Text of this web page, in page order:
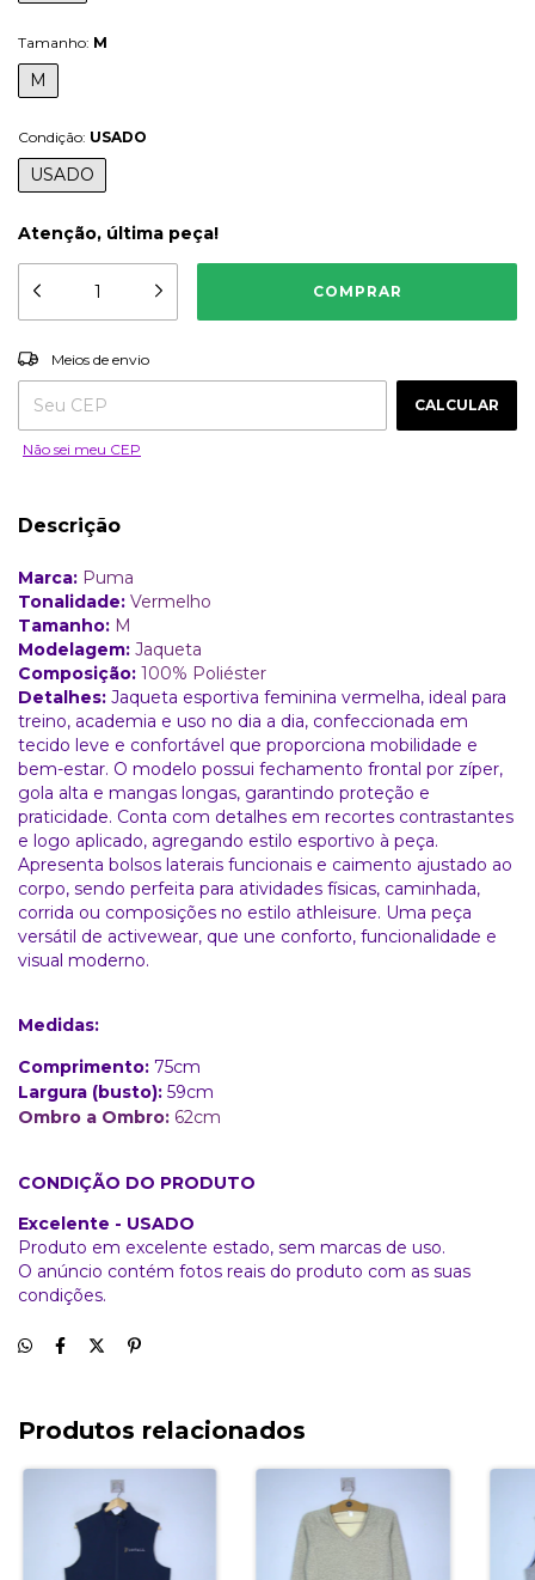
Tamanho: M
M
Condição: USADO
USADO
Atenção, última peça!
Entregas para o CEP:
Meios de envio
CALCULAR
Não sei meu CEP
Descrição
Marca: Puma
Tonalidade: Vermelho
Tamanho: M
Modelagem: Jaqueta
Composição: 100% Poliéster
Detalhes: Jaqueta esportiva feminina vermelha, ideal para
treino, academia e uso no dia a dia, confeccionada em
tecido leve e confortável que proporciona mobilidade e
bem-estar. O modelo possui fechamento frontal por zíper,
gola alta e mangas longas, garantindo proteção e
praticidade. Conta com detalhes em recortes contrastantes
e logo aplicado, agregando estilo esportivo à peça.
Apresenta bolsos laterais funcionais e caimento ajustado ao
corpo, sendo perfeita para atividades físicas, caminhada,
corrida ou composições no estilo athleisure. Uma peça
versátil de activewear, que une conforto, funcionalidade e
visual moderno.
Medidas:
Comprimento: 75cm
Largura (busto): 59cm
Ombro a Ombro: 62cm
CONDIÇÃO DO PRODUTO
Excelente - USADO
Produto em excelente estado, sem marcas de uso.
O anúncio contém fotos reais do produto com as suas
condições.
Produtos relacionados